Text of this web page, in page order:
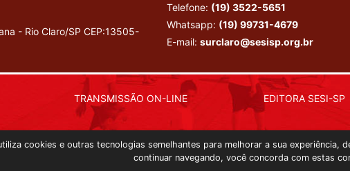
- Rio Claro/SP CEP:13505-
Telefone: (19) 3522-5651
Whatsapp: (19) 99731-4679
E-mail:surclaro@sesisp.org.br
TRANSMISSÃO ON-LINE EDITORA SESI-SP
Copyright 2026 © Todos os direitos
cookies e outras tecnologias semelhantes para melhorar a sua experiência,
continuar navegando, você concorda com estas